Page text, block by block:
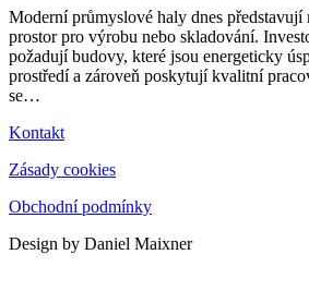
Moderní průmyslové haly dnes představují
prostor pro výrobu nebo skladování.
požadují budovy, které jsou energeticky
prostředí a zároveň poskytují kvalitní
se…
Kontakt
Zásady cookies
Obchodní podmínky
Design by Daniel Maixner